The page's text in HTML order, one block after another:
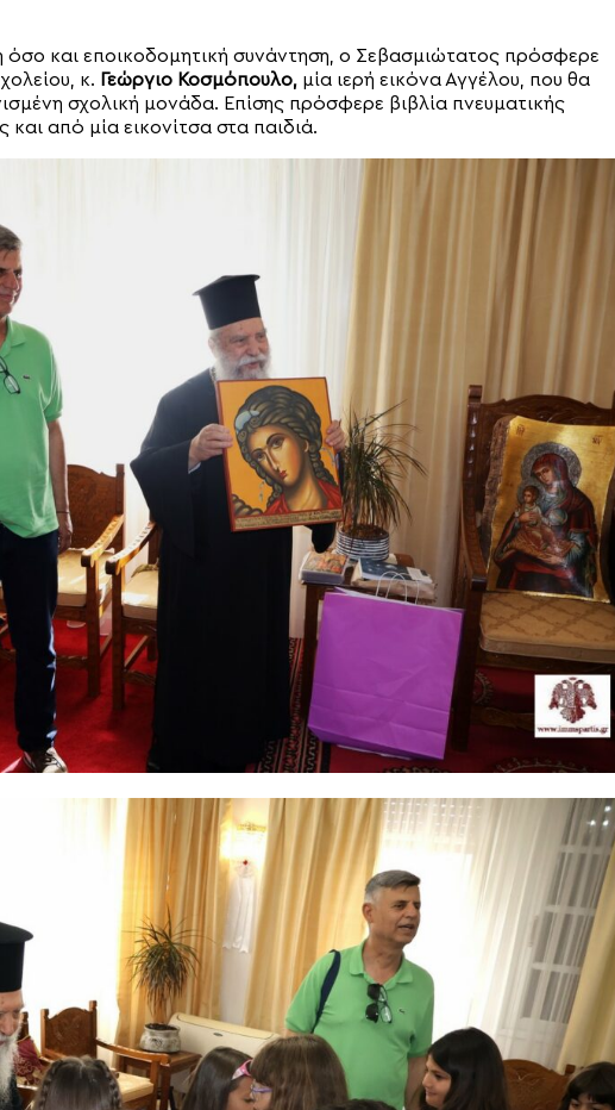
όσο και εποικοδομητική συνάντηση, ο Σεβασμιώτατος πρόσφερε
κ. Γεώργιο Κοσμόπουλο, μία ιερή εικόνα Αγγέλου, που θα
σχολική μονάδα. Επίσης πρόσφερε βιβλία πνευματικής
και από μία εικονίτσα στα παιδιά.